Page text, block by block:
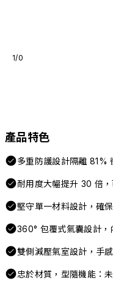
1/0
產品特色
多重防護設計隔離 81%
耐用度大幅提升 30 倍
堅守單一材料設計，確
360° 包覆式氣囊設計，
雙側減壓氣室設計，手
忠於材質，型隨機能：